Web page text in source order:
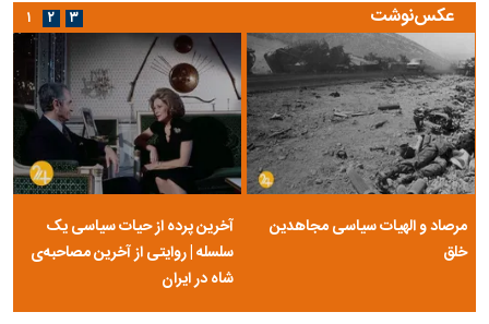
عکس‌نوشت
مرصاد و الهیات سیاسی مجاهدین
خلق
آخرین پرده از حیات سیاسی یک
سلسله | روایتی از آخرین مصاحبه‌ی
شاه در ایران
۱ ۲ ۳